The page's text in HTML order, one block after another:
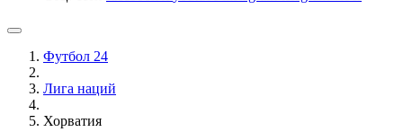
Футбол 24
Лига наций
Хорватия